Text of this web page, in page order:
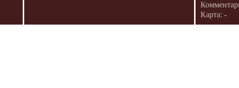
Карта: -